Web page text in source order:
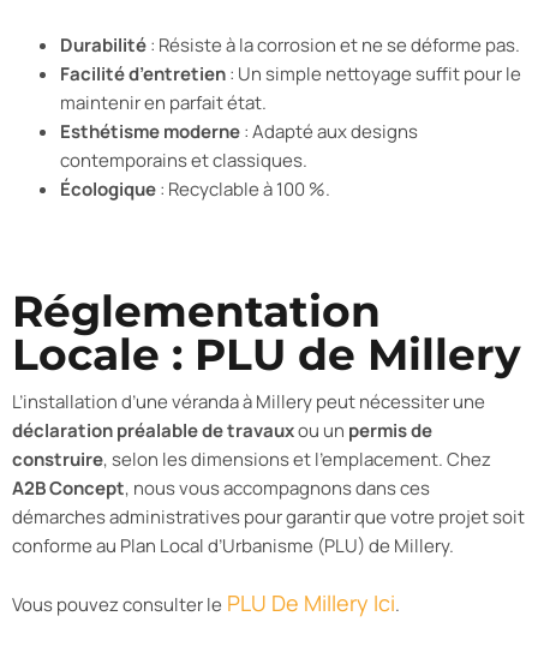
Durabilité: Résiste à la corrosion et ne se déforme pas.
Facilité d’entretien: Un simple nettoyage suffit pour le
maintenir en parfait état.
Esthétisme moderne: Adapté aux designs
contemporains et classiques.
Écologique: Recyclable à 100 %.
Réglementation
Locale : PLU de Millery
L’installation d’une véranda à Millery peut nécessiter une
déclaration préalable de travauxou un permis de
construire, selon les dimensions et l’emplacement. Chez
A2B Concept, nous vous accompagnons dans ces
démarches administratives pour garantir que votre projet soit
conforme au Plan Local d’Urbanisme (PLU) de Millery.
Vous pouvez consulter le PLU De Millery Ici.